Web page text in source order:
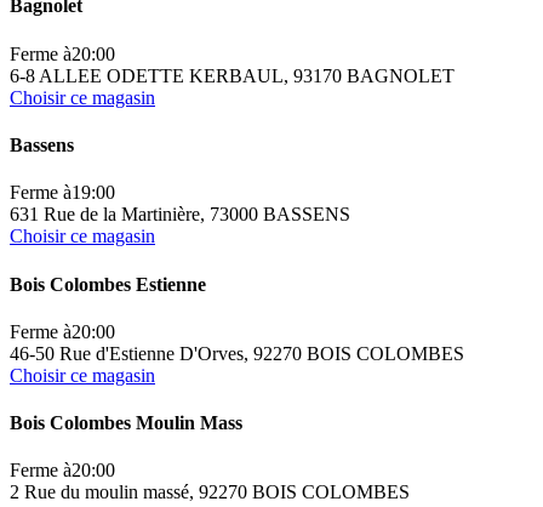
Bagnolet
Ferme à20:00
6-8 ALLEE ODETTE KERBAUL, 93170 BAGNOLET
Choisir ce magasin
Bassens
Ferme à19:00
631 Rue de la Martinière, 73000 BASSENS
Choisir ce magasin
Bois Colombes Estienne
Ferme à20:00
46-50 Rue d'Estienne D'Orves, 92270 BOIS COLOMBES
Choisir ce magasin
Bois Colombes Moulin Mass
Ferme à20:00
2 Rue du moulin massé, 92270 BOIS COLOMBES